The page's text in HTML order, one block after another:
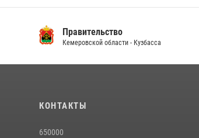
Правительство
Кемеровской области - Кузбасса
КОНТАКТЫ
650000